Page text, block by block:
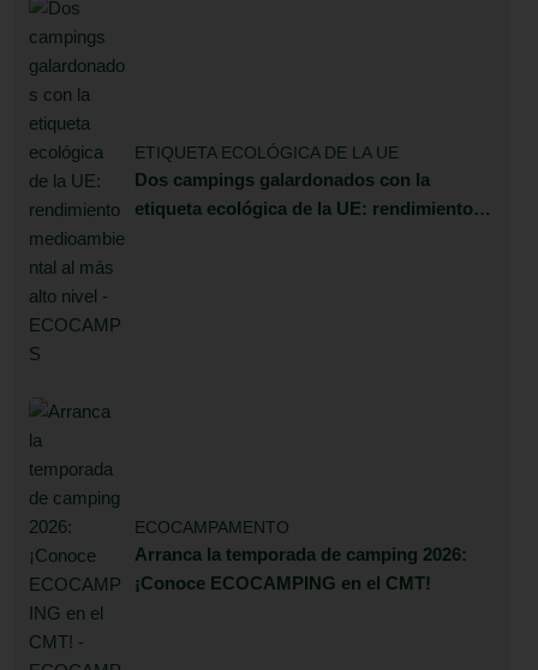
ETIQUETA ECOLÓGICA DE LA UE
Dos campings galardonados con la
etiqueta ecológica de la UE: rendimiento
ECOCAMPAMENTO
Arranca la temporada de camping 2026:
¡Conoce ECOCAMPING en el CMT!